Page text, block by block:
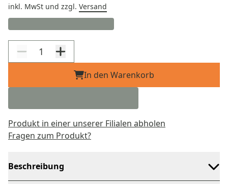
inkl. MwSt und zzgl. Versand
In den Warenkorb
Produkt in einer unserer Filialen abholen
Fragen zum Produkt?
Beschreibung